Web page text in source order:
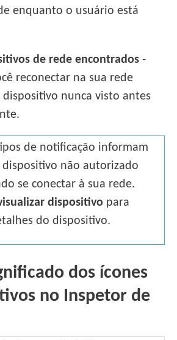
enquanto o usuário está
de rede encontrados -
reconectar na sua rede
nunca visto antes
de notificação informam
dispositivo não autorizado
se conectar à sua rede.
dispositivo para
do dispositivo.
dos ícones
no Inspetor de